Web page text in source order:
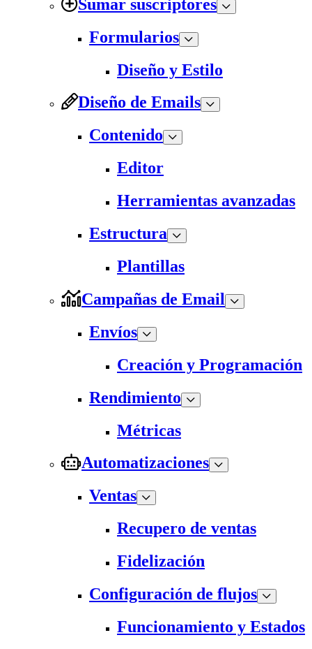
Sumar suscriptores
Formularios
Diseño y Estilo
Diseño de Emails
Contenido
Editor
Herramientas avanzadas
Estructura
Plantillas
Campañas de Email
Envíos
Creación y Programación
Rendimiento
Métricas
Automatizaciones
Ventas
Recupero de ventas
Fidelización
Configuración de flujos
Funcionamiento y Estados